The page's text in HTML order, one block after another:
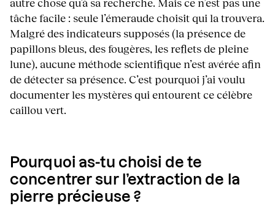
tâche facile : seule l’émeraude choisit qui la trouvera.
Malgré des indicateurs supposés (la présence de
papillons bleus, des fougères, les reflets de pleine
lune), aucune méthode scientifique n’est avérée afin
de détecter sa présence. C’est pourquoi j’ai voulu
documenter les mystères qui entourent ce célèbre
caillou vert.
Pourquoi as-tu choisi de te
concentrer sur l’extraction de la
pierre précieuse ?